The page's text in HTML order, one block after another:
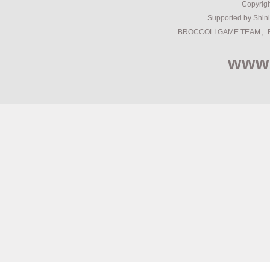
Supported by
BROCCOLI GAME TEAM